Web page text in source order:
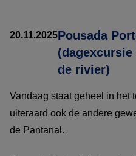
20.11.2025Pousada
de rivier)
Vandaag staat geheel in het
uiteraard ook de andere
de Pantanal.